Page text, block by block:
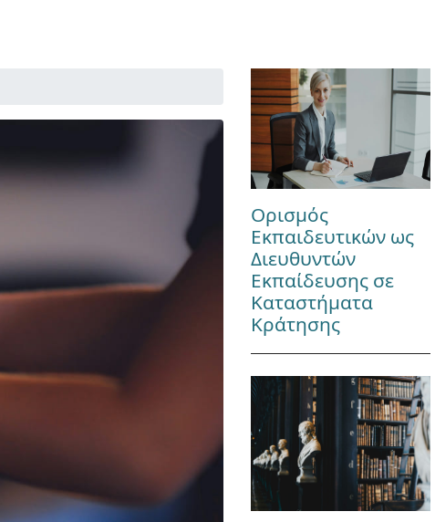
Ορισμός
Εκπαιδευτικών ως
Διευθυντών
Εκπαίδευσης σε
Καταστήματα
Κράτησης